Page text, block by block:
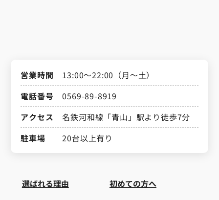
営業時間
13:00～22:00（月～土）
電話番号
0569-89-8919
アクセス
名鉄河和線「青山」駅より徒歩7分
駐車場
20台以上有り
選ばれる理由 初めての方へ